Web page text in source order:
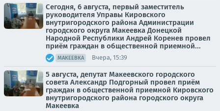
Сегодня, 6 августа, первый заместитель
руководителя Управы Кировского
внутригородского района Администрации
городского округа Макеевка Донецкой
Народной Республики Андрей Коренев провел
приём граждан в общественной приемной...
МАКЕЕВКА Вчера, 15:39
5 августа, депутат Макеевского городского
совета Александр Подгорный провел приём
граждан в общественной приемной Кировского
внутригородского района городского округа
Макеевка